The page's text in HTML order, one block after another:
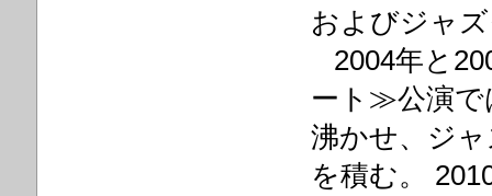
およびジャ
2004年と
ート≫公演で
沸かせ、ジ
を積む。